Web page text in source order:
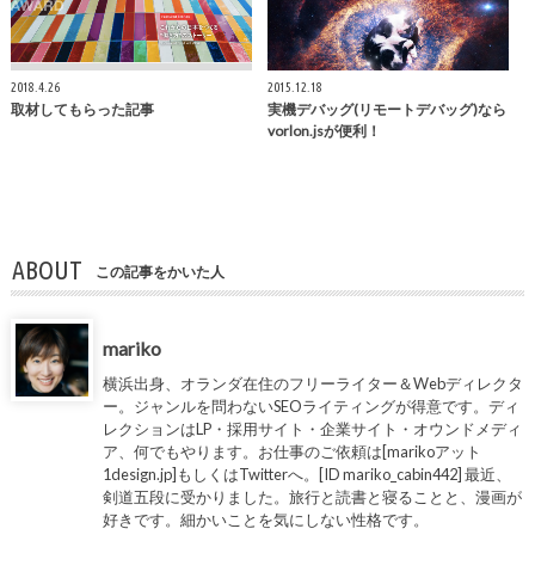
2018.4.26
取材してもらった記事
2015.12.18
実機デバッグ(リモートデバッグ)なら
vorlon.jsが便利！
ABOUT この記事をかいた人
mariko
横浜出身、オランダ在住のフリーライター＆Webディレクタ
ー。ジャンルを問わないSEOライティングが得意です。ディ
レクションはLP・採用サイト・企業サイト・オウンドメディ
ア、何でもやります。お仕事のご依頼は[marikoアット
1design.jp]もしくはTwitterへ。[ID mariko_cabin442] 最近、
剣道五段に受かりました。旅行と読書と寝ることと、漫画が
好きです。細かいことを気にしない性格です。